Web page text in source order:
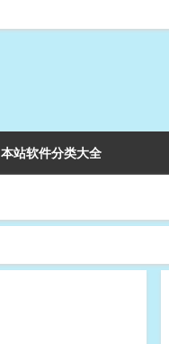
本站软件分类大全